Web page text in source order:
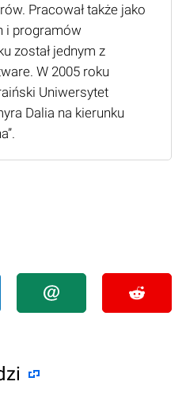
Pracował także jako
i programów
został jednym z
W 2005 roku
Uniwersytet
Dalia na kierunku